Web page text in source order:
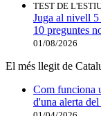
TEST DE
Juga al nivell 5
10 preguntes
01/08/2026
El més llegit de
Com funciona
d'una alerta del